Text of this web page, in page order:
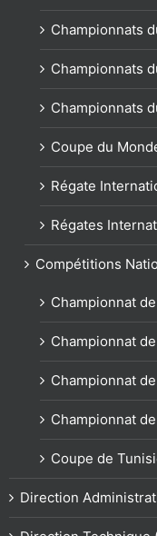
Championnats
Championnats
Championnats
Coupe du
Régate
Régates
Compétitions
Championnat
Championnat
Championnat
Championnat
Coupe de
Direction